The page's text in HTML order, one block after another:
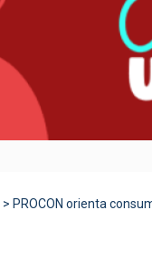
> PROCON orienta